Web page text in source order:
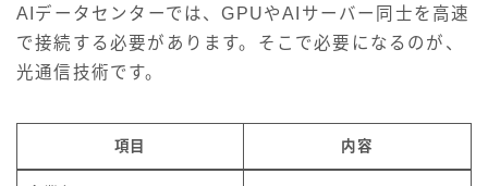
AIデータセンターでは、GPUやAIサーバー同士を高速
で接続する必要があります。そこで必要になるのが、
光通信技術です。
項目 内容